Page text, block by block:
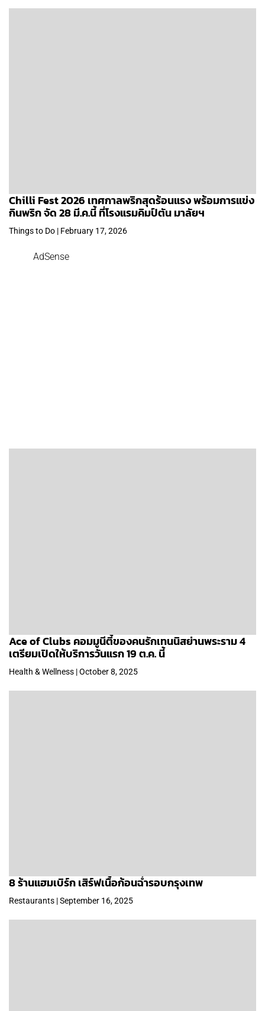
Chilli Fest 2026 เทศกาลพริกสุดร้อนแรง พร้อมการแข่ง
กินพริก จัด 28 มี.ค.นี้ ที่โรงแรมคิมป์ตัน มาลัยฯ
Things to Do | February 17, 2026
AdSense
Ace of Clubs คอมมูนีตี้ของคนรักเทนนิสย่านพระราม 4
เตรียมเปิดให้บริการวันแรก 19 ต.ค. นี้
Health & Wellness | October 8, 2025
8 ร้านแฮมเบิร์ก เสิร์ฟเนื้อก้อนฉ่ำรอบกรุงเทพ
Restaurants | September 16, 2025